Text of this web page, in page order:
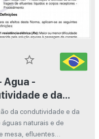
star_border
e da
da condutividade e da
naturais e de
mesa, efluentes